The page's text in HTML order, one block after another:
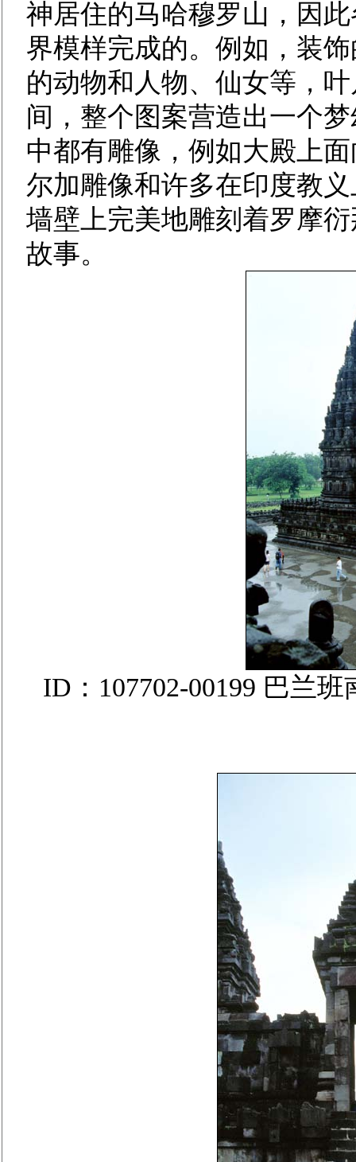
神居住的马哈穆罗山，因
界模样完成的。例如，装
的动物和人物、仙女等，
间，整个图案营造出一个
中都有雕像，例如大殿上
尔加雕像和许多在印度教
墙壁上完美地雕刻着罗摩
故事。
ID：107702-00199 巴